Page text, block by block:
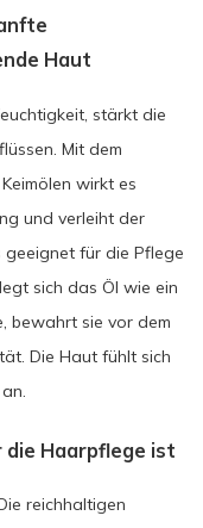
Haut
stärkt die
Mit dem
wirkt es
und verleiht der
geeignet für die Pflege
sich das Öl wie ein
bewahrt sie vor dem
Die Haut fühlt sich
Haarpflege ist
reichhaltigen